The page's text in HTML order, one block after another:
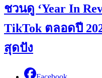
ชวนดู ‘Year In
TikTok ตลอดปี
สุดปัง